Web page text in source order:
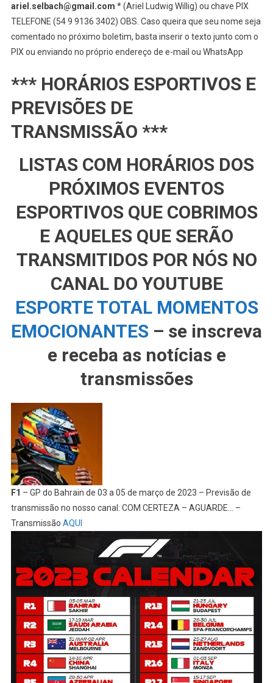
ariel.selbach@gmail.com * (Ariel Ludwig Willig) ou chave PIX
TELEFONE (54 9 9136 3402) OBS. Caso queira que seu nome seja
comentado no próximo boletim, basta inserir o texto junto com o
PIX ou enviando no próprio endereço de e-mail ou WhatsApp
*** HORÁRIOS ESPORTIVOS E
PREVISÕES DE
TRANSMISSÃO ***
LISTAS COM HORÁRIOS DOS
PRÓXIMOS EVENTOS
ESPORTIVOS QUE COBRIMOS
E AQUELES QUE SERÃO
TRANSMITIDOS POR NÓS NO
CANAL DO YOUTUBE
ESPORTE TOTAL MOMENTOS
EMOCIONANTES – se inscreva
e receba as notícias e
transmissões
F1 – GP do Bahrain de 03 a 05 de março de 2023 – Previsão de
transmissão no nosso canal: COM CERTEZA – AGUARDE… –
Transmissão AQUI